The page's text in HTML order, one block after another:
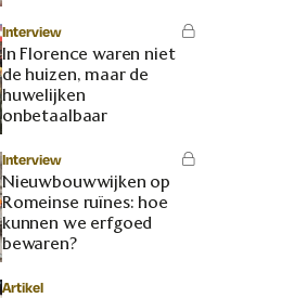
Interview
In Florence waren niet
de huizen, maar de
huwelijken
onbetaalbaar
Interview
Nieuwbouwwijken op
Romeinse ruïnes: hoe
kunnen we erfgoed
bewaren?
Artikel